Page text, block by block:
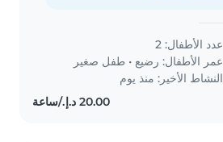
عدد الأطفال: 2
عمر الأطفال: رضيع • طفل صغير
النشاط الأخير: منذ يوم